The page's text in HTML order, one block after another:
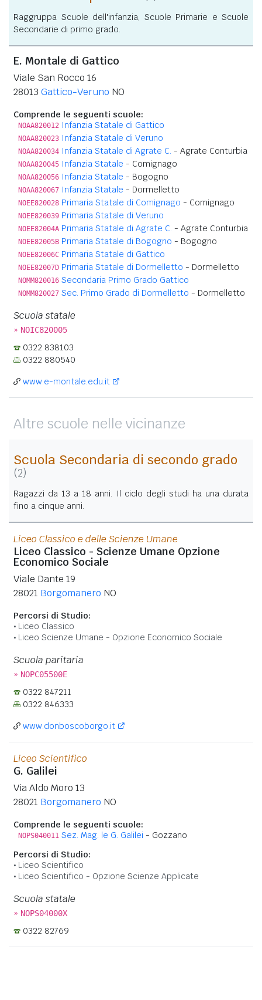
Raggruppa Scuole dell'infanzia, Scuole Primarie e Scuole
Secondarie di primo grado.
E. Montale di Gattico
Viale San Rocco 16
28013 Gattico-Veruno NO
Comprende le seguenti scuole:
NOAA820012 Infanzia Statale di Gattico
NOAA820023 Infanzia Statale di Veruno
NOAA820034 Infanzia Statale di Agrate C. - Agrate Conturbia
NOAA820045 Infanzia Statale - Comignago
NOAA820056 Infanzia Statale - Bogogno
NOAA820067 Infanzia Statale - Dormelletto
NOEE820028 Primaria Statale di Comignago - Comignago
NOEE820039 Primaria Statale di Veruno
NOEE82004A Primaria Statale di Agrate C. - Agrate Conturbia
NOEE82005B Primaria Statale di Bogogno - Bogogno
NOEE82006C Primaria Statale di Gattico
NOEE82007D Primaria Statale di Dormelletto - Dormelletto
NOMM820016 Secondaria Primo Grado Gattico
NOMM820027 Sec. Primo Grado di Dormelletto - Dormelletto
Scuola statale
» NOIC820005
0322 838103
0322 880540
www.e-montale.edu.it
Altre scuole nelle vicinanze
Scuola Secondaria di secondo grado
(2)
Ragazzi da 13 a 18 anni. Il ciclo degli studi ha una durata
fino a cinque anni.
Liceo Classico e delle Scienze Umane
Liceo Classico - Scienze Umane Opzione
Economico Sociale
Viale Dante 19
28021 Borgomanero NO
Percorsi di Studio:
Liceo Classico
Liceo Scienze Umane - Opzione Economico Sociale
Scuola paritaria
» NOPC05500E
0322 847211
0322 846333
www.donboscoborgo.it
Liceo Scientifico
G. Galilei
Via Aldo Moro 13
28021 Borgomanero NO
Comprende le seguenti scuole:
NOPS040011 Sez. Mag. le G. Galilei - Gozzano
Percorsi di Studio:
Liceo Scientifico
Liceo Scientifico - Opzione Scienze Applicate
Scuola statale
» NOPS04000X
0322 82769